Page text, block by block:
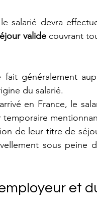
salarié devra
valide couvrant
fait généralement
du salarié.
en France, le
de leur titre de
sous peine
et